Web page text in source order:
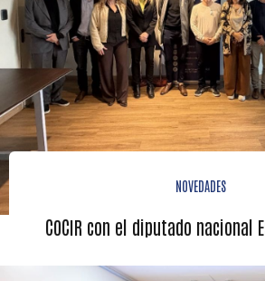
NOVEDADES
COCIR con el diputado nacional